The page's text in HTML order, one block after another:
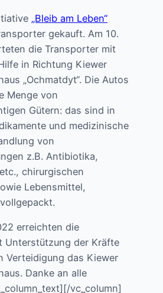
„Bleib am Leben“
gekauft. Am 10.
die Transporter mit
in Richtung Kiewer
„Ochmatdyt“. Die Autos
Menge von
Gütern: das sind in
und medizinische
von
z.B. Antibiotika,
chirurgischen
Lebensmittel,
erreichten die
Unterstützung der Kräfte
Verteidigung das Kiewer
Danke an alle
vc_column]